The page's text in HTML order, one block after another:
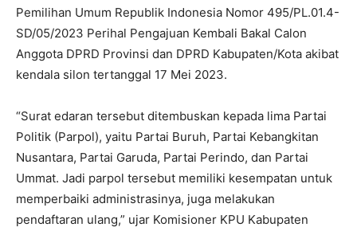
Pemilihan Umum Republik Indonesia Nomor 495/PL.01.4-
SD/05/2023 Perihal Pengajuan Kembali Bakal Calon
Anggota DPRD Provinsi dan DPRD Kabupaten/Kota akibat
kendala silon tertanggal 17 Mei 2023.
“Surat edaran tersebut ditembuskan kepada lima Partai
Politik (Parpol), yaitu Partai Buruh, Partai Kebangkitan
Nusantara, Partai Garuda, Partai Perindo, dan Partai
Ummat. Jadi parpol tersebut memiliki kesempatan untuk
memperbaiki administrasinya, juga melakukan
pendaftaran ulang,” ujar Komisioner KPU Kabupaten